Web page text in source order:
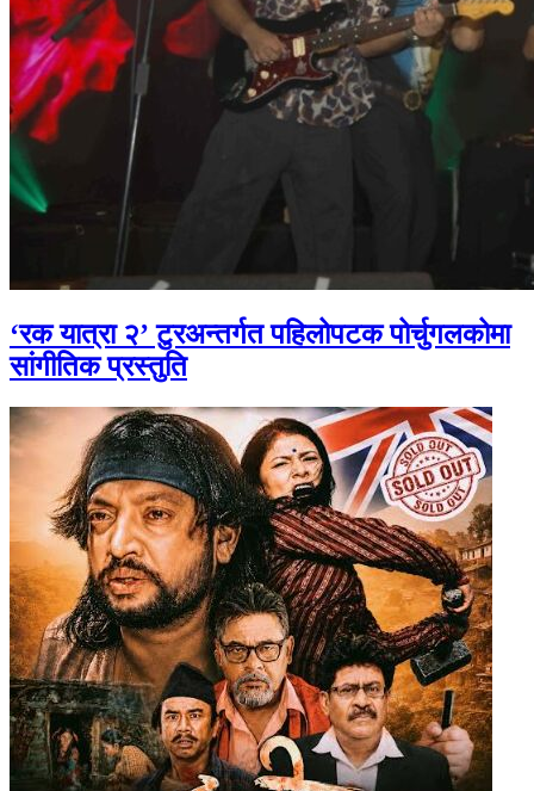
‘रक यात्रा २’ टुरअन्तर्गत पहिलोपटक पोर्चुगलकोमा
सांगीतिक प्रस्तुति